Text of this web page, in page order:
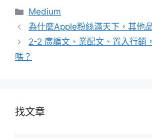
分
類
Medium
為什麼Apple粉絲滿天下，其他
2-2 廣編文、業配文、置入行銷
嗎？
找文章